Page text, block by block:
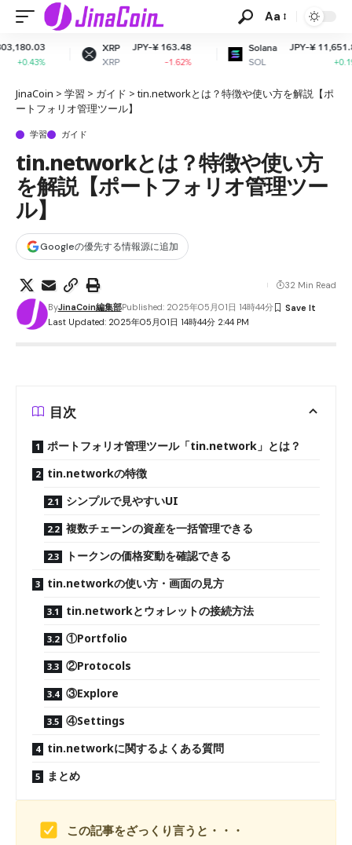
Aa
JPY-¥ 163.48
Solana
SOL
JPY-¥ 11,651.89
JinaCoin > 学習 > ガイド >tin.networkとは？特徴や使い方を解説【ポ
ートフォリオ管理ツール】
学習 ガイド
tin.networkとは？特徴や使い方
を解説【ポートフォリオ管理ツー
ル】
Googleの優先する情報源に追加
Last Updated: 2025年05月01日 14時44分 2:44 PM
ByJinaCoin編集部Published: 2025年05月01日 14時44分
32 Min Read
目次
ポートフォリオ管理ツール「tin.network」とは？
tin.networkの特徴
シンプルで見やすいUI
複数チェーンの資産を一括管理できる
トークンの価格変動を確認できる
tin.networkの使い方・画面の見方
tin.networkとウォレットの接続方法
①Portfolio
②Protocols
③Explore
④Settings
tin.networkに関するよくある質問
まとめ
この記事をざっくり言うと・・・